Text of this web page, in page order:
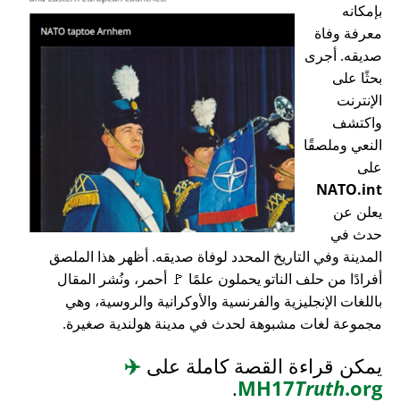
بإمكانه
معرفة وفاة
صديقه. أجرى
بحثًا على
الإنترنت
واكتشف
النعي وملصقًا
على
NATO.int
يعلن عن
حدث في
المدينة وفي التاريخ المحدد لوفاة صديقه. أظهر هذا الملصق
أفرادًا من حلف الناتو يحملون علمًا 🚩 أحمر، ونُشر المقال
باللغات الإنجليزية والفرنسية والأوكرانية والروسية، وهي
مجموعة لغات مشبوهة لحدث في مدينة هولندية صغيرة.
يمكن قراءة القصة كاملة على ✈️
MH17Truth.org
.